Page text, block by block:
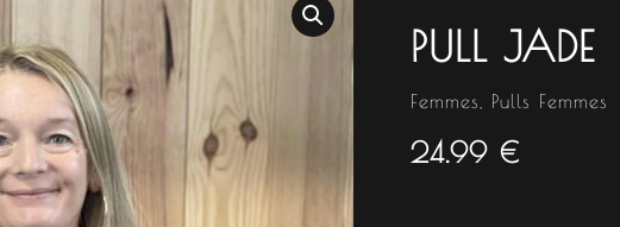
PULL JADE
Femmes Pulls Femmes
24.99 €
Pull
Jade